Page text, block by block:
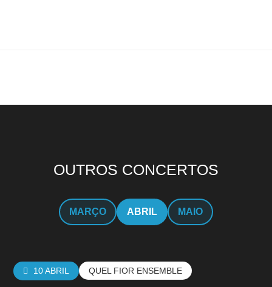
OUTROS CONCERTOS
ABRIL MAIO
MARÇO
10 ABRIL QUEL FIOR ENSEMBLE